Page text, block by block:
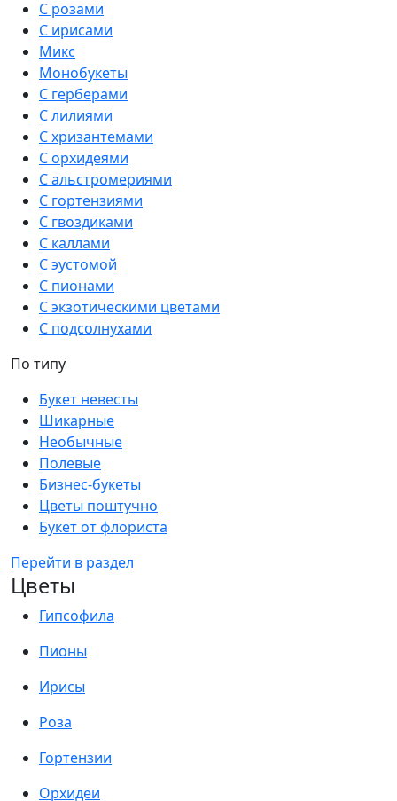
С розами
С ирисами
Микс
Монобукеты
С герберами
С лилиями
С хризантемами
С орхидеями
С альстромериями
С гортензиями
С гвоздиками
С каллами
С эустомой
С пионами
С экзотическими цветами
С подсолнухами
По типу
Букет невесты
Шикарные
Необычные
Полевые
Бизнес-букеты
Цветы поштучно
Букет от флориста
Перейти в раздел
Цветы
Гипсофила
Пионы
Ирисы
Роза
Гортензии
Орхидеи